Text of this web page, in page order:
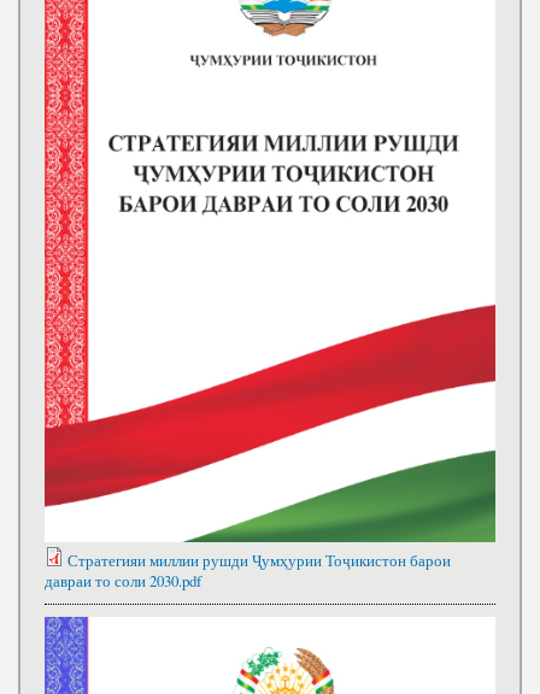
Стратегияи миллии рушди Ҷумҳурии Тоҷикистон барои
давраи то соли 2030.pdf